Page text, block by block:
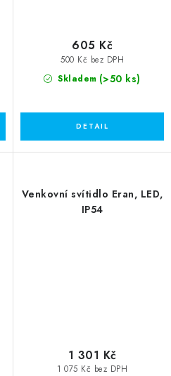
Skladem (>50 ks)
500 Kč bez DPH
605 Kč
Venkovní svítidlo Eran, LED,
IP54
1 075 Kč bez DPH
1 301 Kč